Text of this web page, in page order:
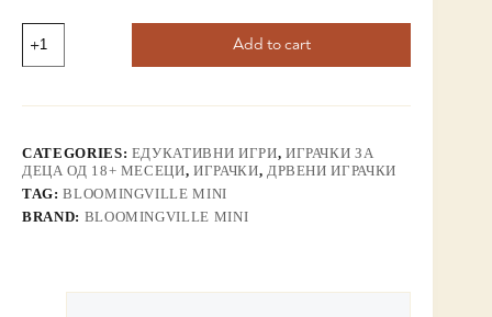
Add to cart
CATEGORIES: ЕДУКАТИВНИ ИГРИ, ИГРАЧКИ ЗА
ДЕЦА ОД 18+ МЕСЕЦИ,ИГРАЧКИ, ДРВЕНИ ИГРАЧКИ
TAG:BLOOMINGVILLE MINI
BRAND: BLOOMINGVILLE MINI